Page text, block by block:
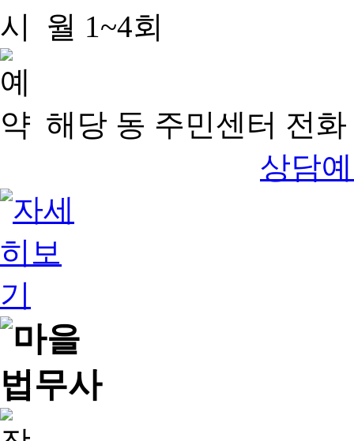
월 1~4회
해당 동 주민센터 전
상담